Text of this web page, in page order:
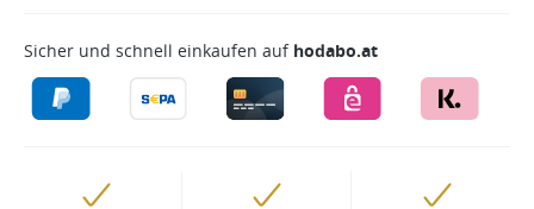
Sicher und schnell einkaufen auf hodabo.at